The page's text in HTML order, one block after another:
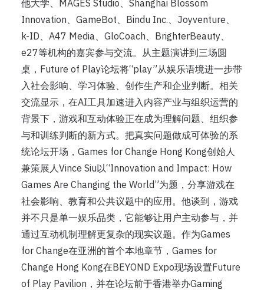
他大学、MAGES Studio、Shanghai Blossom
Innovation、GameBot、Bindu Inc.、Joyventure、
k-ID、A47 Media、GloCoach、BrighterBeauty、
e27等机构的嘉宾参与交流。从主题演讲到三场圆
桌，Future of Play论坛将“play”从娱乐语境进一步带
入社会影响、学习体验、创作生产和企业判断。相关
交流显示，在AI工具加速进入内容产业与组织运营的
背景下，游戏和互动体验正在成为理解问题、组织参
与和训练判断的新方式。把真实问题做成可体验的系
统论坛开场，Games for Change Hong Kong创始人
兼策展人Vince Siu以“Innovation and Impact: How
Games Are Changing the World”为题，分享游戏在
社会影响、教育和公共议题中的应用。他谈到，游戏
并不只是单一娱乐品类，它能够让用户主动参与，并
通过互动机制理解更复杂的现实议题。作为Games
for Change在亚洲的首个本地章节，Games for
Change Hong Kong在BEYOND Expo现场设置Future
of Play Pavilion，并在论坛前于香港举办Gaming